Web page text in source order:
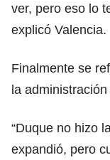
ver, pero eso lo
explicó Valencia.
Finalmente se
la administración
“Duque no hizo
expandió, pero